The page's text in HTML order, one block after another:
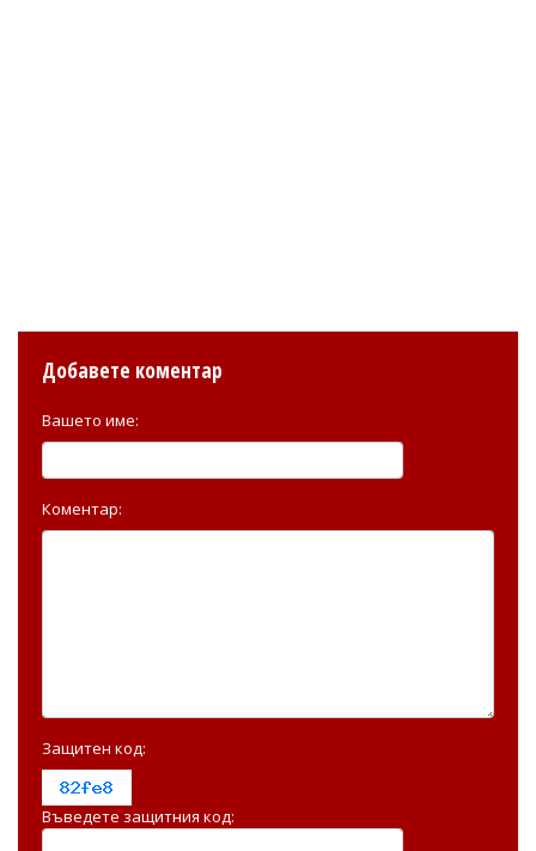
Добавете коментар
Вашето име:
Коментар:
Защитен код:
Въведете защитния код: